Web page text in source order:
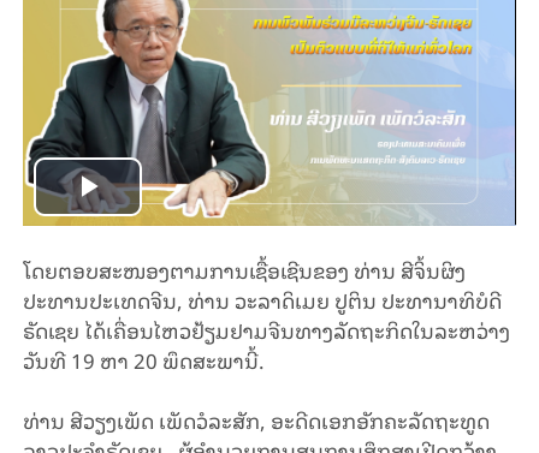
Play
Video
ໂດຍຕອບສະໜອງຕາມການເຊື້ອເຊີນຂອງ ທ່ານ ສີຈິ້ນຜິງ
ປະທານປະເທດຈີນ, ທ່ານ ວະລາດິເມຍ ປູຕິນ ປະທານາທິບໍດີ
ຣັດເຊຍ ໄດ້ເຄື່ອນໄຫວຢ້ຽມຢາມຈີນທາງລັດຖະກິດໃນລະຫວ່າງ
ວັນທີ 19 ຫາ 20 ພຶດສະພານີ້.
ທ່ານ ສີວຽງເພັດ ເພັດວໍລະສັກ, ອະດີດເອກອັກຄະລັດຖະທູດ